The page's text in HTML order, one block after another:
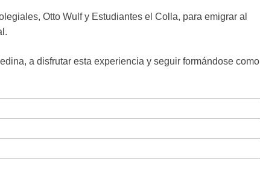
Otto Wulf y Estudiantes el Colla, para emigrar al
a disfrutar esta experiencia y seguir formándose como